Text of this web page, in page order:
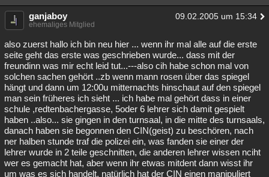
ganjaboy 09.02.2005 um 15:34
ehemaliges Mitglied
also zuerst hallo ich bin neu hier ... wenn ihr mal alle auf die erste
seite geht das erste was geschrieben wurde... dass mit der
freundinn was mir echt leid tut...---also cih habe schon mal von
solchen sachen gehört ..zb wenn mann rosen über das spiegel
hängt und dann um 12:00u mitternachts hinschaut auf den spiegel
man sein früheres ich sieht ... ich habe mal gehört dass in einer
schule ,redtenbachergasse, 5oder 6 lehrer sich damit gespielt
haben ..also... sie gingen in den turnsaal, in die mitte des turnsaals,
danach haben sie begonnen den CIN(geist) zu beschören, nach
ner halben stunde traf die polizei ein, was fanden sie einer der
lehrer wurde in 2 teile geschnitten, die anderen lehrer wissen nciht
wer es gemacht hat, aber wenn ihr etwas mitdent dann wisst ihr
um was es sich handelt, natürlich hat der CIN einen manipuliert